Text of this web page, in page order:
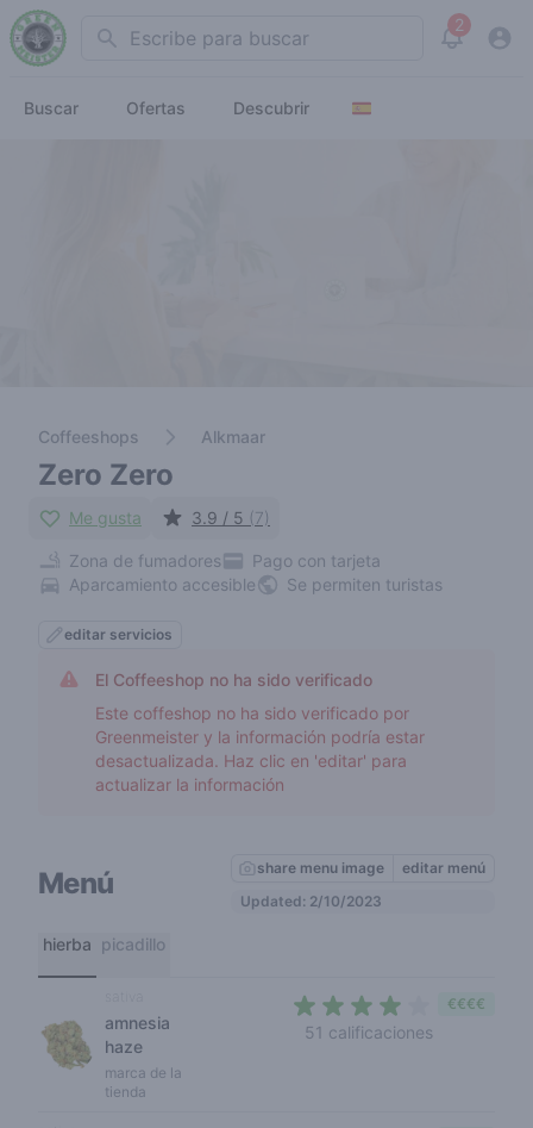
Search 2
View
Buscar Ofertas Descubrir
Coffeeshops Alkmaar
Zero Zero
Me gusta 3.9 / 5 (7)
Zona de fumadores
Pago con tarjeta
Aparcamiento accesible
Se permiten turistas
editar servicios
El Coffeeshop no ha sido verificado
Este coffeshop no ha sido verificado por
Greenmeister y la información podría estar
desactualizada. Haz clic en 'editar' para
actualizar la información
Menú share menu image
editar menú
Updated: 2/10/2023
hierba picadillo
amnesia
haze
marca de la
tienda
51 calificaciones
€€€€